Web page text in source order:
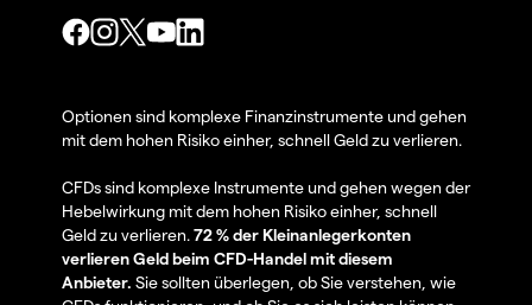
Optionen sind komplexe Finanzinstrumente und gehen
mit dem hohen Risiko einher, schnell Geld zu verlieren.
CFDs sind komplexe Instrumente und gehen wegen der
Hebelwirkung mit dem hohen Risiko einher, schnell
Geld zu verlieren.72 % der Kleinanlegerkonten
verlieren Geld beim CFD-Handel mit diesem
Anbieter. Sie sollten überlegen, ob Sie verstehen, wie